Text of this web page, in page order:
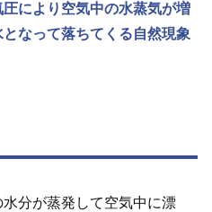
圧により空気中の水蒸気が増
なって落ちてくる自然現象
水分が蒸発して空気中に漂